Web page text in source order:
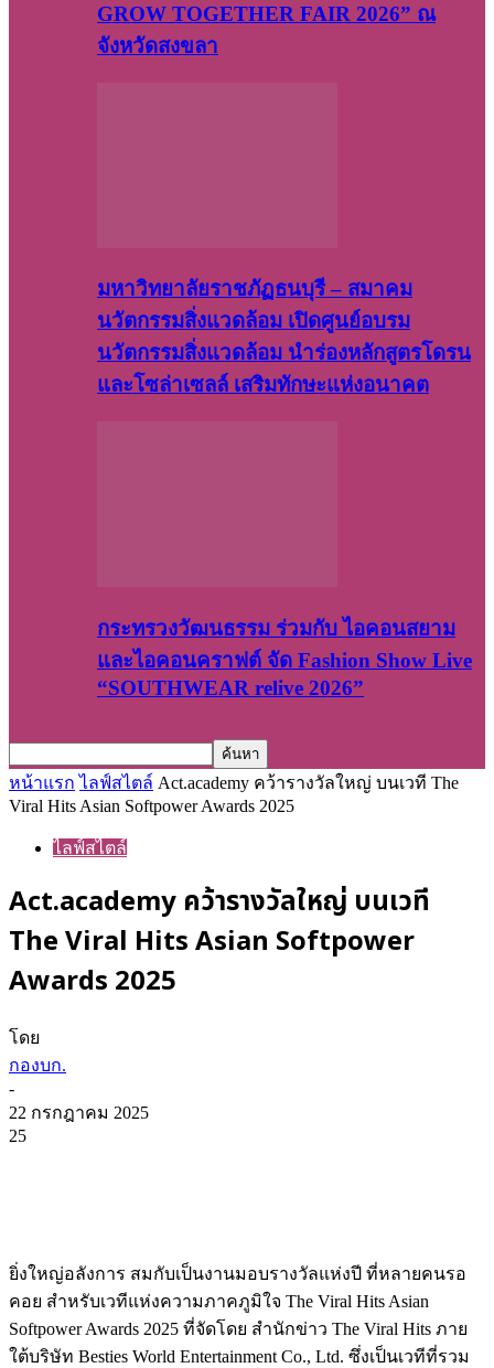
GROW TOGETHER FAIR 2026” ณ
จังหวัดสงขลา
มหาวิทยาลัยราชภัฏธนบุรี – สมาคม
นวัตกรรมสิ่งแวดล้อม เปิดศูนย์อบรม
นวัตกรรมสิ่งแวดล้อม นำร่องหลักสูตรโดรน
และโซล่าเซลล์ เสริมทักษะแห่งอนาคต
กระทรวงวัฒนธรรม ร่วมกับ ไอคอนสยาม
และไอคอนคราฟต์ จัด Fashion Show Live
“SOUTHWEAR relive 2026”
หน้าแรก ไลฟ์สไตล์ Act.academy คว้ารางวัลใหญ่ บนเวที The
Viral Hits Asian Softpower Awards 2025
ไลฟ์สไตล์
Act.academy คว้ารางวัลใหญ่ บนเวที
The Viral Hits Asian Softpower
Awards 2025
โดย
กองบก.
-
22 กรกฎาคม 2025
25
ยิ่งใหญ่อลังการ สมกับเป็นงานมอบรางวัลแห่งปี ที่หลายคนรอ
คอย สำหรับเวทีแห่งความภาคภูมิใจ The Viral Hits Asian
Softpower Awards 2025 ที่จัดโดย สำนักข่าว The Viral Hits ภาย
ใต้บริษัท Besties World Entertainment Co., Ltd. ซึ่งเป็นเวทีที่รวม